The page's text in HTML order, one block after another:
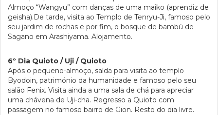
Almoço “Wangyu” com danças de uma maiko (aprendiz de
geisha).De tarde, visita ao Templo de Tenryu-Ji, famoso pelo
seu jardim de rochas e por fim, o bosque de bambú de
Sagano em Arashiyama. Alojamento.
6º Dia Quioto / Uji / Quioto
Após o pequeno-almoço, saída para visita ao templo
Byodoin, património da humanidade e famoso pelo seu
salão Fenix. Visita ainda a uma sala de chá para apreciar
uma chávena de Uji-cha. Regresso a Quioto com
passagem no famoso bairro de Gion. Resto do dia livre.